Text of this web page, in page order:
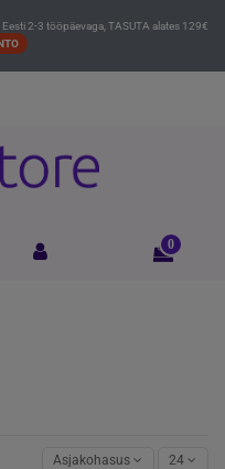
2-3 tööpäevaga, TASUTA alates 129€
0
Asjakohasus 24